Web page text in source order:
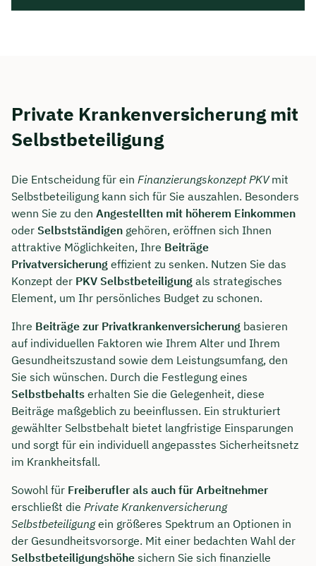
Private Krankenversicherung mit
Selbstbeteiligung
Die Entscheidung für ein Finanzierungskonzept PKVmit
Selbstbeteiligung kann sich für Sie auszahlen. Besonders
wenn Sie zu den Angestellten mit höherem Einkommen
oder Selbstständigen gehören, eröffnen sich Ihnen
attraktive Möglichkeiten, Ihre Beiträge
Privatversicherung effizient zu senken. Nutzen Sie das
Konzept der PKV Selbstbeteiligung als strategisches
Element, um Ihr persönliches Budget zu schonen.
Ihre Beiträge zur Privatkrankenversicherung basieren
auf individuellen Faktoren wie Ihrem Alter und Ihrem
Gesundheitszustand sowie dem Leistungsumfang, den
Sie sich wünschen. Durch die Festlegung eines
Selbstbehalts erhalten Sie die Gelegenheit, diese
Beiträge maßgeblich zu beeinflussen. Ein strukturiert
gewählter Selbstbehalt bietet langfristige Einsparungen
und sorgt für ein individuell angepasstes Sicherheitsnetz
im Krankheitsfall.
Sowohl für Freiberufler als auch für Arbeitnehmer
erschließt die Private Krankenversicherung
Selbstbeteiligungein größeres Spektrum an Optionen in
der Gesundheitsvorsorge. Mit einer bedachten Wahl der
Selbstbeteiligungshöhe sichern Sie sich finanzielle